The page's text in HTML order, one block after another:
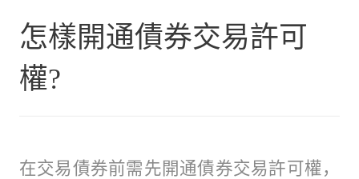
怎樣開通債券交易許可
權?
在交易債券前需先開通債券交易許可權，